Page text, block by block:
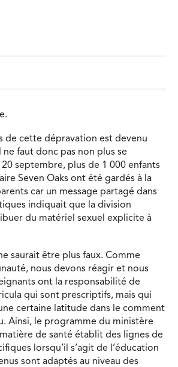
de cette dépravation est devenu
ne faut donc pas non plus se
septembre, plus de 1 000 enfants
Seven Oaks ont été gardés à la
car un message partagé dans
indiquait que la division
du matériel sexuel explicite à
saurait être plus faux. Comme
nous devons réagir et nous
ont la responsabilité de
qui sont prescriptifs, mais qui
certaine latitude dans le comment
Ainsi, le programme du ministère
de santé établit des lignes de
lorsqu’il s’agit de l’éducation
sont adaptés au niveau des